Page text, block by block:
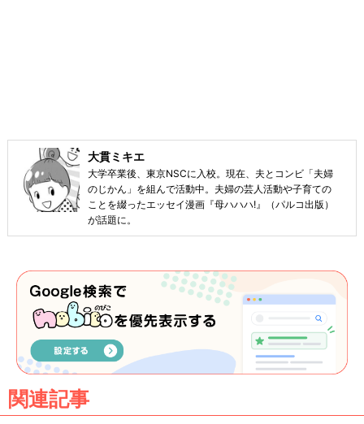
大貫ミキエ
大学卒業後、東京NSCに入校。現在、夫とコンビ「夫婦
のじかん」を組んで活動中。夫婦の芸人活動や子育ての
ことを綴ったエッセイ漫画『母ハハハ!』（パルコ出版）
が話題に。
関連記事